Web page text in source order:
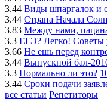
3.44 Виды шпаргалок и
3.44 Страна Начала
3.83 Между нами,
3.3 ЕГЭ? Легко! Советы
3.66 Не ешь перед
3.44 Выпускной бал-
3.3 Нормально ли это?
3.44 Сроки подачи
все статьи Репетиторы